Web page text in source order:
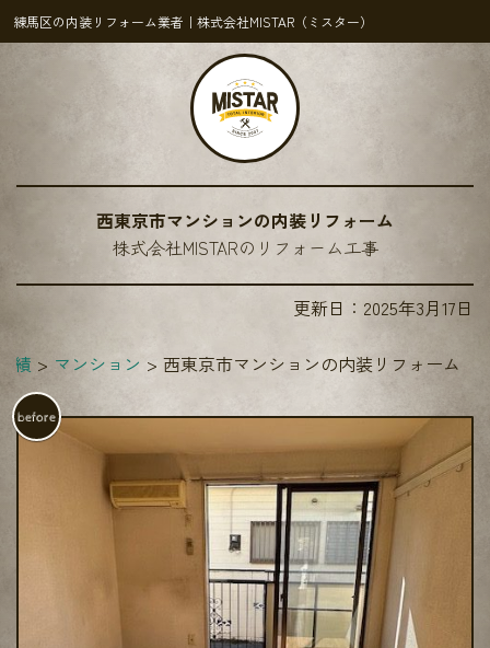
練馬区の内装リフォーム業者｜株式会社MISTAR（ミスター）
西東京市マンションの内装リフォーム
株式会社MISTARのリフォーム工事
更新日： 2025年3月17日
績 マンション 西東京市マンションの内装リフォーム
before